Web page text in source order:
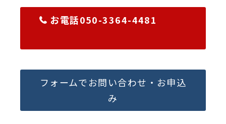
お電話050-3364-4481
フォームでお問い合わせ・お申込
み